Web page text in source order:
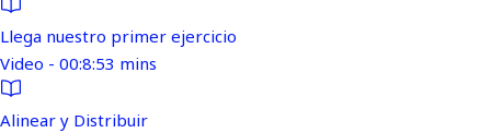
Llega nuestro primer ejercicio
Video - 00:8:53 mins
Alinear y Distribuir